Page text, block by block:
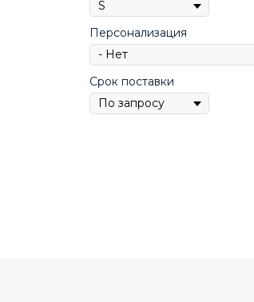
Персонализация
Срок поставки